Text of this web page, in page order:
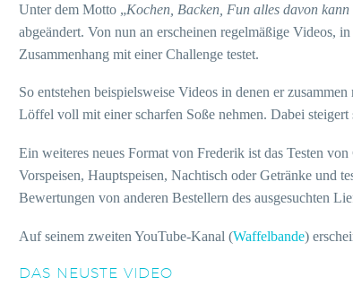
Unter dem Motto „Kochen, Backen, Fun alles davon
abgeändert. Von nun an erscheinen regelmäßige Videos,
Zusammenhang mit einer Challenge testet.
So entstehen beispielsweise Videos in denen er
Löffel voll mit einer scharfen Soße nehmen. Dabei
Ein weiteres neues Format von Frederik ist das Testen
Vorspeisen, Hauptspeisen, Nachtisch oder Getränke und
Bewertungen von anderen Bestellern des ausgesuchten
Auf seinem zweiten YouTube-Kanal (Waffelbande)
DAS NEUSTE VIDEO